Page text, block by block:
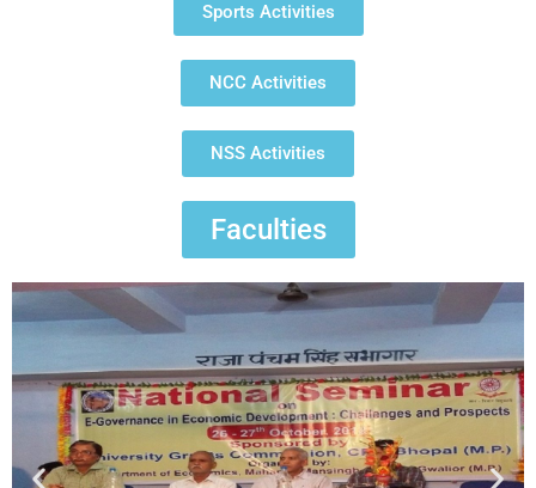
Sports Activities
NCC Activities
NSS Activities
Faculties